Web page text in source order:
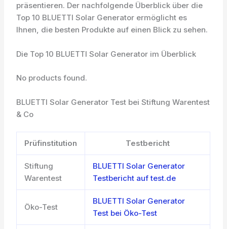
präsentieren. Der nachfolgende Überblick über die
Top 10 BLUETTI Solar Generator ermöglicht es
Ihnen, die besten Produkte auf einen Blick zu sehen.
Die Top 10 BLUETTI Solar Generator im Überblick
No products found.
BLUETTI Solar Generator Test bei Stiftung Warentest
& Co
Prüfinstitution Testbericht
Stiftung
Warentest
BLUETTI Solar Generator
Testbericht auf test.de
Öko-Test
BLUETTI Solar Generator
Test bei Öko-Test